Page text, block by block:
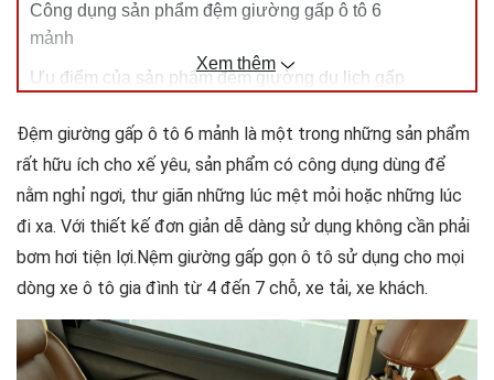
Công dụng sản phẩm đệm giường gấp ô tô 6
mảnh
Ưu điểm của sản phẩm đệm giường du lịch gấp
Hướng dẫn sử dụng đệm giường gấp ô tô 6
mảnh cao cấp
Xem thêm
Đệm giường gấp ô tô 6 mảnh là một trong những sản phẩm
rất hữu ích cho xế yêu, sản phẩm có công dụng dùng để
nằm nghỉ ngơi, thư giãn những lúc mệt mỏi hoặc những lúc
đi xa. Với thiết kế đơn giản dễ dàng sử dụng không cần phải
bơm hơi tiện lợi.Nệm giường gấp gọn ô tô sử dụng cho mọi
dòng xe ô tô gia đình từ 4 đến 7 chỗ, xe tải, xe khách.